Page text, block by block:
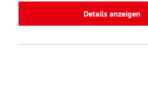
Details anzeigen